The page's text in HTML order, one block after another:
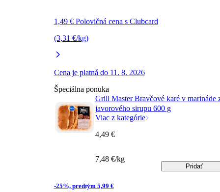
1,49 € Polovičná cena s Clubcard
(3,31 €/kg)
Cena je platná do 11. 8. 2026
Špeciálna ponuka
Grill Master Bravčové karé v marináde
javorového sirupu 600 g
Viac z kategórie
-25%, predtým 5,99 €
4,49 €
7,48 €/kg
Pridať